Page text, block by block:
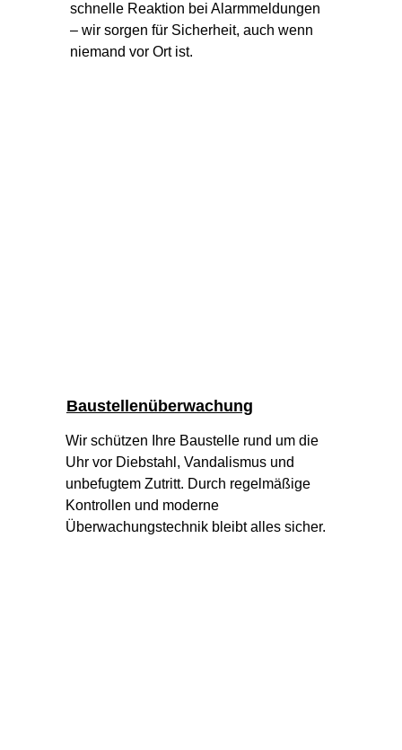
schnelle Reaktion bei Alarmmeldungen
– wir sorgen für Sicherheit, auch wenn
niemand vor Ort ist.
Baustellenüberwachung
Wir schützen Ihre Baustelle rund um die
Uhr vor Diebstahl, Vandalismus und
unbefugtem Zutritt. Durch regelmäßige
Kontrollen und moderne
Überwachungstechnik bleibt alles sicher.